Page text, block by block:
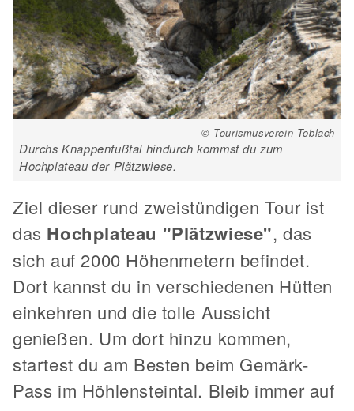
© Tourismusverein Toblach
Durchs Knappenfußtal hindurch kommst du zum
Hochplateau der Plätzwiese.
Ziel dieser rund zweistündigen Tour ist
das Hochplateau "Plätzwiese", das
sich auf 2000 Höhenmetern befindet.
Dort kannst du in verschiedenen Hütten
einkehren und die tolle Aussicht
genießen. Um dort hinzu kommen,
startest du am Besten beim Gemärk-
Pass im Höhlensteintal. Bleib immer auf